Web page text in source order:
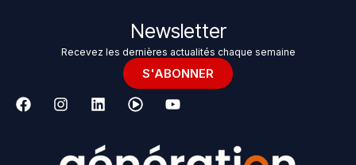
Newsletter
Recevez les dernières actualités chaque semaine
S'ABONNER